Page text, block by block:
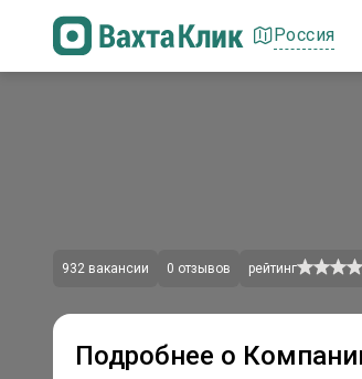
Россия
932 вакансии 0 отзывов рейтинг
Подробнее о